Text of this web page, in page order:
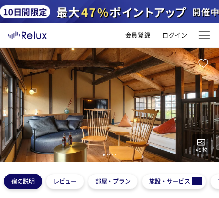
会員登録 ログイン
49枚
12345
宿の説明 レビュー 部屋・プラン 施設・サービス